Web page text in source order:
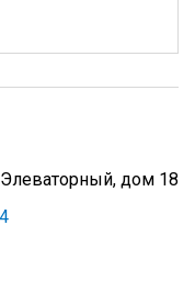
дом 18